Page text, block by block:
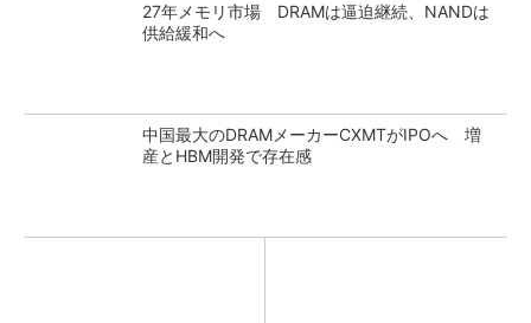
27年メモリ市場 DRAMは逼迫継続、NANDは
供給緩和へ
中国最大のDRAMメーカーCXMTがIPOへ 増
産とHBM開発で存在感